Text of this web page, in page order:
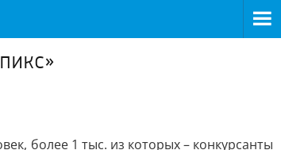
более 1 тыс. из которых – конкурсанты